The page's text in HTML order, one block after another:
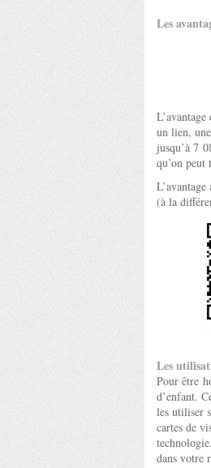
Les
un lien,
jusqu’à 7
qu’on peut
(à la
Les
Pour être
d’enfant.
les utiliser
cartes de
dans votre